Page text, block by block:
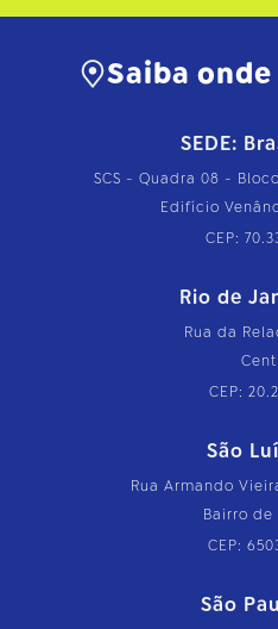
Saiba onde
SEDE:
SCS - Quadra 08 -
Edifício
CEP:
Rio de
Rua da
CEP:
São
Rua Armando
Bairro de
CEP:
São